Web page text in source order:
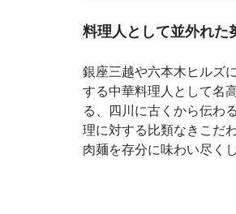
料理人として並外れた
銀座三越や六本木ヒルズ
する中華料理人として名
る、四川に古くから伝わ
理に対する比類なきこだ
肉麺を存分に味わい尽く